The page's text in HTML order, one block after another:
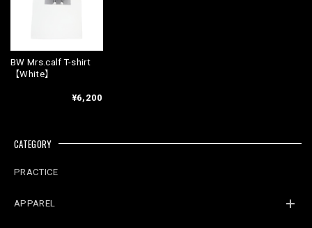
BW Mrs.calf T-shirt
【White】
¥6,200
CATEGORY
PRACTICE
APPAREL